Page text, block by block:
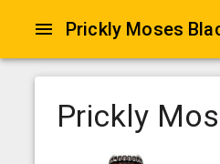
Prickly Moses
Prickly